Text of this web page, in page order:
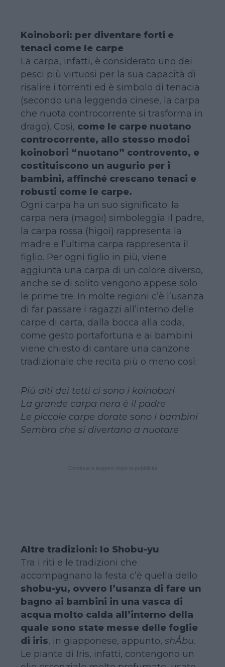
Koinobori: per diventare forti e
tenaci come le carpe
La carpa, infatti, è considerato uno dei
pesci più virtuosi per la sua capacità di
risalire i torrenti ed è simbolo di tenacia
(secondo una leggenda cinese, la carpa
che nuota controcorrente si trasforma in
drago). Così, come le carpe nuotano
controcorrente, allo stesso modoi
koinobori “nuotano” controvento, e
costituiscono un augurio per i
bambini, affinché crescano tenaci e
robusti come le carpe.
Ogni carpa ha un suo significato: la
carpa nera (magoi) simboleggia il padre,
la carpa rossa (higoi) rappresenta la
madre e l’ultima carpa rappresenta il
figlio. Per ogni figlio in più, viene
aggiunta una carpa di un colore diverso,
anche se di solito vengono appese solo
le prime tre. In molte regioni c’è l’usanza
di far passare i ragazzi all’interno delle
carpe di carta, dalla bocca alla coda,
come gesto portafortuna e ai bambini
viene chiesto di cantare una canzone
tradizionale che recita più o meno così:
Più alti dei tetti ci sono i koinobori
La grande carpa nera è il padre
Le piccole carpe dorate sono i bambini
Sembra che si divertano a nuotare
Altre tradizioni: lo Shobu-yu
Tra i riti e le tradizioni che
accompagnano la festa c’è quella dello
shobu-yu, ovvero l’usanza di fare un
bagno ai bambini in una vasca di
acqua molto calda all’interno della
quale sono state messe delle foglie
di iris, in giapponese, appunto, shÅbu.
Le piante di Iris, infatti, contengono un